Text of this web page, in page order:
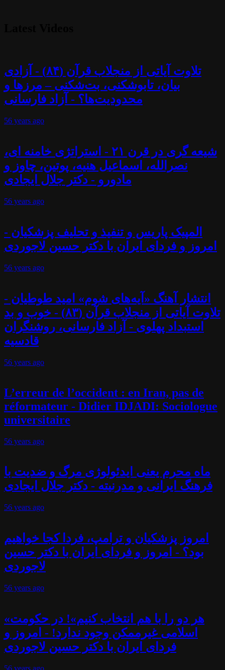
تلاوت آیاتی از منجلاب قرآن (۸۴) - آزادی
بیان، تابوشکنی، بت‌شکنی – مرزها و
محدودیت‌ها؟ - آزاد فارسانی
56 years ago
شیعه گری در قرن ۲۱ - استراتژی خامنه ای،
نصرالله، اسماعیل هنیه، پوتین، چاوز و
مادورو - دکتر جلال ایجادی
56 years ago
المپیک پاریس و تنفیذ و تحلیف پزشکیان -
امروز و فردای ایران با دکتر حسین لاجوردی
56 years ago
انتشار آهنگ «آیه‌های شوم» امید طوطیان -
تلاوت آیاتی از منجلاب قرآن (۸۳) - خوب و بد
استبداد پهلوی - آزاد فارسانی، روشنگران
قادسیه
56 years ago
L’erreur de l’occident : en Iran, pas de
réformateur - Didier IDJADI: Sociologue
universitaire
56 years ago
ماه محرم یعنی ایدئولوژی مرگ و ضدیت با
فرهنگ ایرانی و مدرنیته - دکتر جلال ایجادی
56 years ago
امروز پزشکیان و ترامپ، فردا کجا خواهیم
بود؟ - امروز و فردای ایران با دکتر حسین
لاجوردی
56 years ago
«هر دو را با هم انتخاب کنیم»! در حکومت
اسلامی غیرممکن وجود ندارد! - امروز و
فردای ایران با دکتر حسین لاجوردی
56 years ago